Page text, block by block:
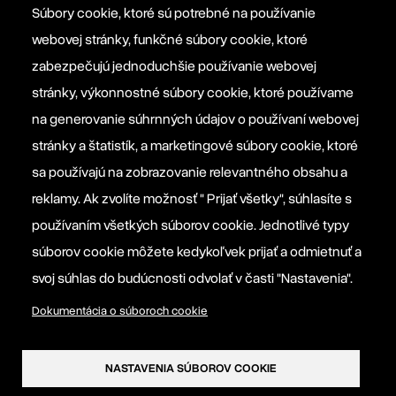
Platforma EPP 2012
Manifesto EPP
Informačná povinnosť prevádzkovateľa
Nastavenia súborov cookie
Súbory cookie, ktoré sú potrebné na používanie
webovej stránky, funkčné súbory cookie, ktoré
zabezpečujú jednoduchšie používanie webovej
stránky, výkonnostné súbory cookie, ktoré používame
na generovanie súhrnných údajov o používaní webovej
stránky a štatistík, a marketingové súbory cookie, ktoré
sa používajú na zobrazovanie relevantného obsahu a
reklamy. Ak zvolíte možnosť " Prijať všetky", súhlasíte s
používaním všetkých súborov cookie. Jednotlivé typy
súborov cookie môžete kedykoľvek prijať a odmietnuť a
svoj súhlas do budúcnosti odvolať v časti "Nastavenia".
Dokumentácia o súboroch cookie
NASTAVENIA SÚBOROV COOKIE